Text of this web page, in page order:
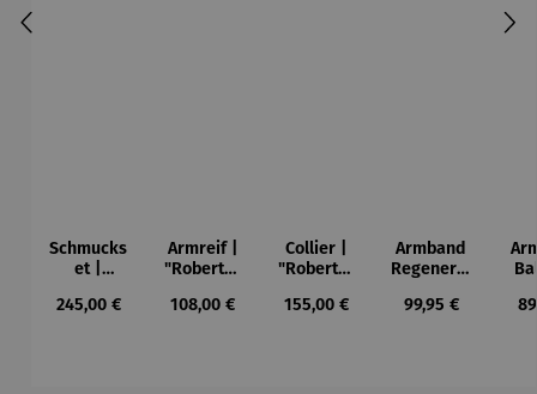
Schmucks
et |
– Anna
Regulärer Preis:
245,00 €
Armreif |
"Roberta"
Mütz
Regulärer Preis:
108,00 €
Collier |
"Roberta"
Mütz
Regulärer Preis:
155,00 €
Armband
Regenerat
Regulärer Preis:
99,95 €